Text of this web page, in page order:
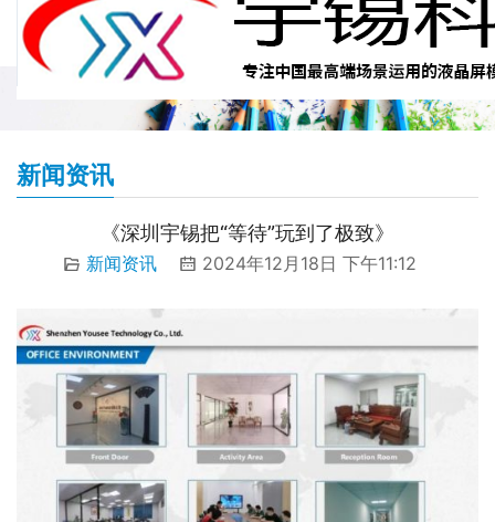
新闻资讯
《深圳宇锡把“等待”玩到了极致》
新闻资讯 2024年12月18日 下午11:12